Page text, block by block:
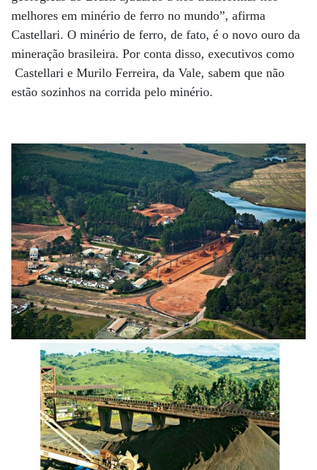
melhores em minério de ferro no mundo”, afirma
Castellari. O minério de ferro, de fato, é o novo ouro da
mineração brasileira. Por conta disso, executivos como
Castellari e Murilo Ferreira, da Vale, sabem que não
estão sozinhos na corrida pelo minério.